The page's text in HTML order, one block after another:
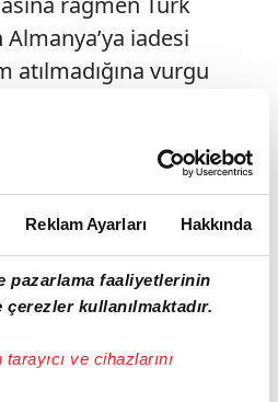
Reklam Ayarları Hakkında
pazarlama faaliyetlerinin
kullanılmaktadır.
ve cihazlarını
iadesi
atılmadığına vurgu
Oktay Urkal’ın
ve yanında bulunan
iddia